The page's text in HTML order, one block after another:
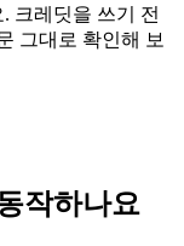
크레딧을 쓰기 전
그대로 확인해 보
작하나요